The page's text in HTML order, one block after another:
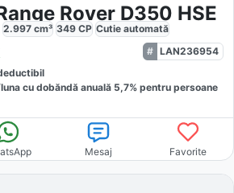
Rover D350 HSE
2.997 cm³ 349 CP Cutie automată
LAN236954
cu dobăndă anuală 5,7% pentru persoane
Mesaj Favorite